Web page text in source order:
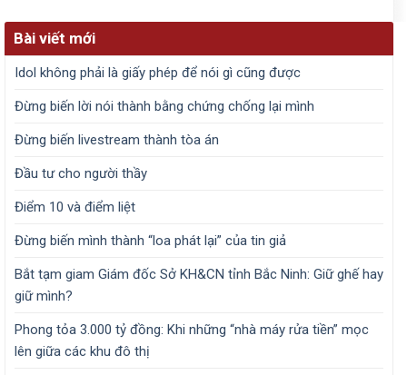
Bài viết mới
Idol không phải là giấy phép để nói gì cũng được
Đừng biến lời nói thành bằng chứng chống lại mình
Đừng biến livestream thành tòa án
Đầu tư cho người thầy
Điểm 10 và điểm liệt
Đừng biến mình thành “loa phát lại” của tin giả
Bắt tạm giam Giám đốc Sở KH&CN tỉnh Bắc Ninh: Giữ ghế hay
giữ mình?
Phong tỏa 3.000 tỷ đồng: Khi những “nhà máy rửa tiền” mọc
lên giữa các khu đô thị